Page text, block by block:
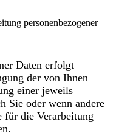
personenbezogener
Daten erfolgt
der von Ihnen
einer jeweils
Sie oder wenn andere
für die Verarbeitung